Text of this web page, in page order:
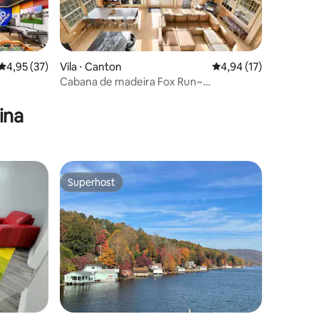
de uma avaliação média de 5, 37 avaliações
4,95 (37)
Vila ⋅ Canton 4,94 de uma
4,94 (17)
Cabana de madeira Fox Run~
Superhost
Superhost